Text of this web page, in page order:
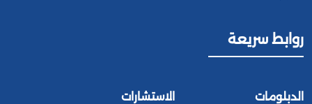
روابط سريعة
الدبلومات الاستشارات